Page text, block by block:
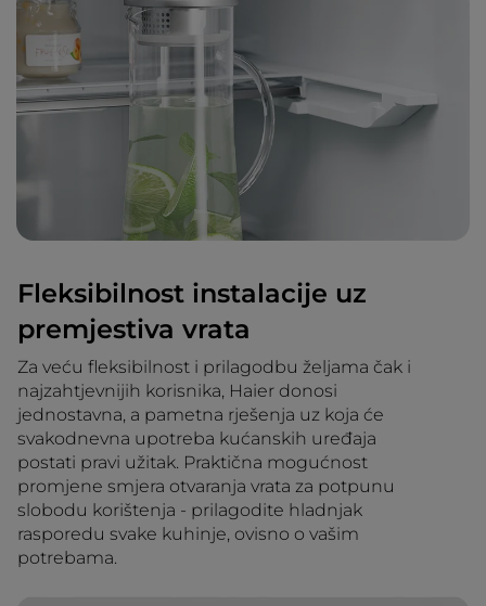
Fleksibilnost instalacije uz
premjestiva vrata
Za veću fleksibilnost i prilagodbu željama čak i
najzahtjevnijih korisnika, Haier donosi
jednostavna, a pametna rješenja uz koja će
svakodnevna upotreba kućanskih uređaja
postati pravi užitak. Praktična mogućnost
promjene smjera otvaranja vrata za potpunu
slobodu korištenja - prilagodite hladnjak
rasporedu svake kuhinje, ovisno o vašim
potrebama.